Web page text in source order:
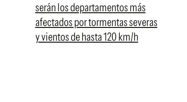
serán los departamentos más
afectados por tormentas severas
y vientos de hasta 120 km/h